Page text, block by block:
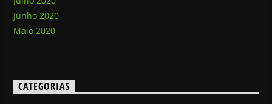
Junho 2020
Maio 2020
CATEGORIAS